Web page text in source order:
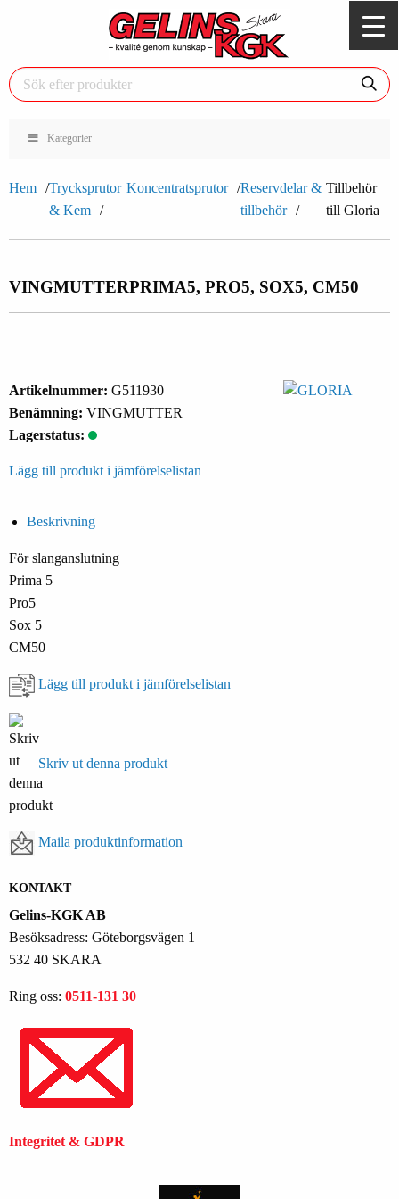
Kategorier
Hem
Trycksprutor
& Kem
Koncentratsprutor
Reservdelar &
tillbehör
Tillbehör
till Gloria
VINGMUTTERPRIMA5, PRO5, SOX5, CM50
Artikelnummer: G511930
Benämning: VINGMUTTER
Lagerstatus:
Lägg till produkt i jämförelselistan
Beskrivning
För slanganslutning
Prima 5
Pro5
Sox 5
CM50
Lägg till produkt i jämförelselistan
Skriv ut denna produkt
Maila produktinformation
KONTAKT
Gelins-KGK AB
Besöksadress: Göteborgsvägen 1
532 40 SKARA
Ring oss: 0511-131 30
Integritet & GDPR